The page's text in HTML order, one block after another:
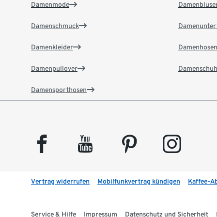
Damenmode
Damenschmuck
Damenkleider
Damenpullover
Damensporthosen
Damenhosen
facebook youtube pinterest instagram
Vertrag widerrufen Mobilfunkvertrag kündigen Kaffee-
Service & Hilfe Impressum Datenschutz und Sicherheit